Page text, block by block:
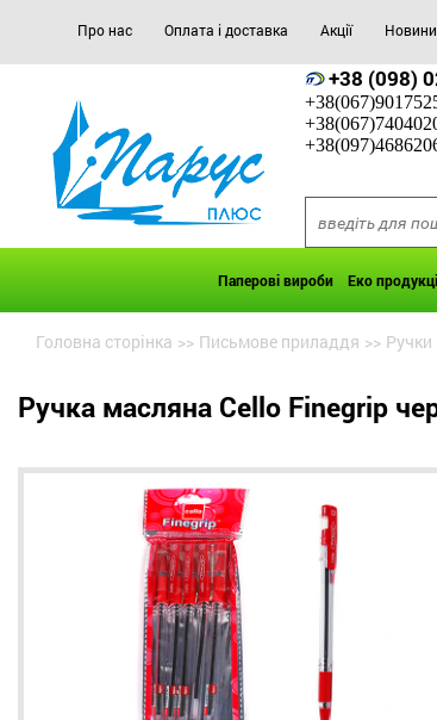
Про нас Оплата і доставка Акції Новини
+38 (098)
Паперові вироби Еко
Головна сторінка >> Письмове приладдя >> Ручки
Ручка масляна Cello Finegrip